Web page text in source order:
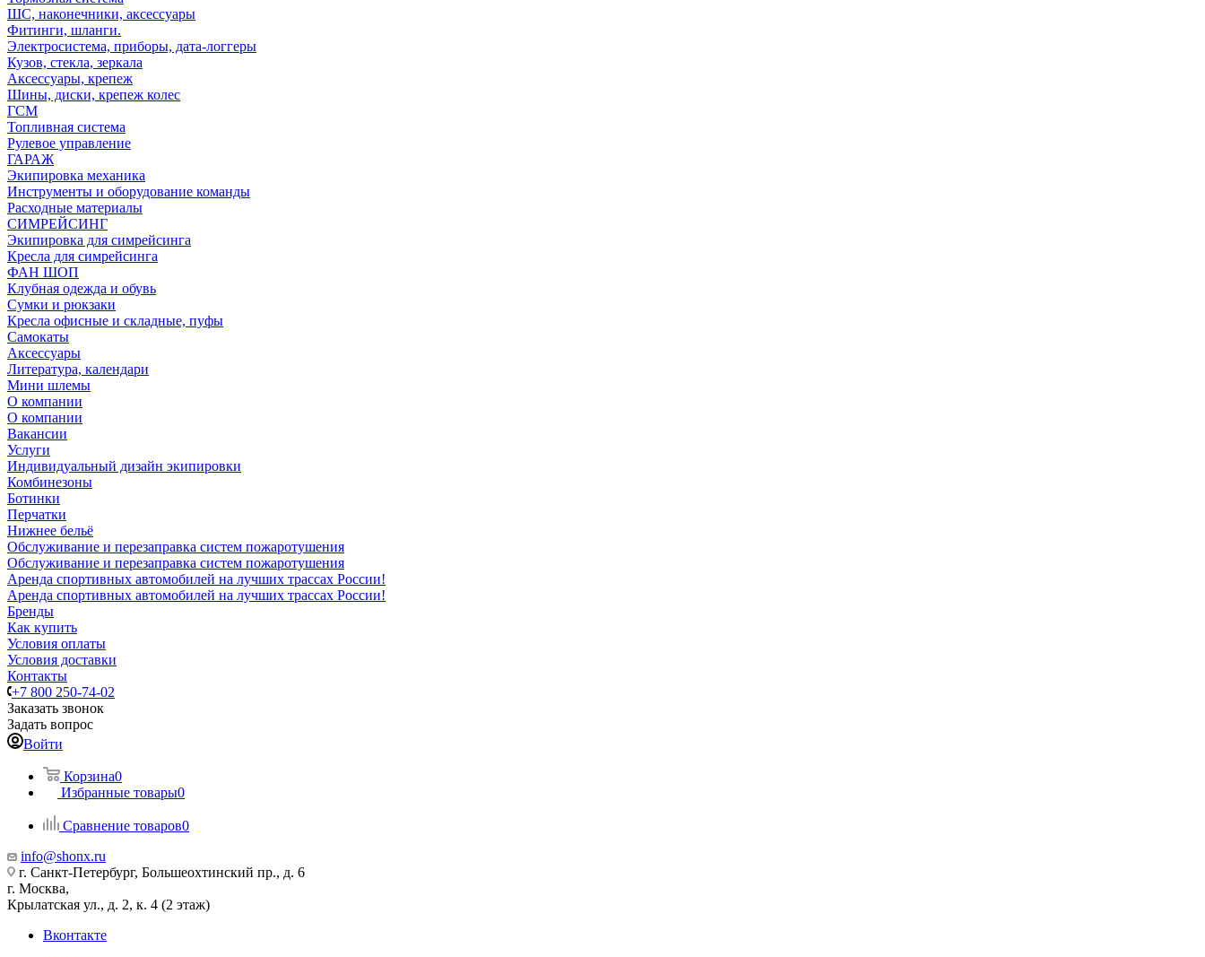
ШС, наконечники, аксессуары
Фитинги, шланги.
Электросистема, приборы, дата-логгеры
Кузов, стекла, зеркала
Аксессуары, крепеж
Шины, диски, крепеж колес
ГСМ
Топливная система
Рулевое управление
ГАРАЖ
Экипировка механика
Инструменты и оборудование команды
Расходные материалы
СИМРЕЙСИНГ
Экипировка для симрейсинга
Кресла для симрейсинга
ФАН ШОП
Клубная одежда и обувь
Сумки и рюкзаки
Кресла офисные и складные, пуфы
Самокаты
Аксессуары
Литература, календари
Мини шлемы
О компании
О компании
Вакансии
Услуги
Индивидуальный дизайн экипировки
Комбинезоны
Ботинки
Перчатки
Нижнее бельё
Обслуживание и перезаправка систем пожаротушения
Обслуживание и перезаправка систем пожаротушения
Аренда спортивных автомобилей на лучших трассах России!
Аренда спортивных автомобилей на лучших трассах России!
Бренды
Как купить
Условия оплаты
Условия доставки
Контакты
+7 800 250-74-02
Заказать звонок
Задать вопрос
Войти
Корзина0
Избранные товары0
Сравнение товаров0
info@shonx.ru
г. Санкт-Петербург, Большеохтинский пр., д. 6
г. Москва,
Крылатская ул., д. 2, к. 4 (2 этаж)
Вконтакте